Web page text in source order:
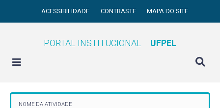
ACESSIBILIDADE CONTRASTE MAPA DO SITE
PORTAL INSTITUCIONAL UFPEL
NOME DA ATIVIDADE